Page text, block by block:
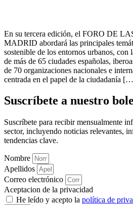
En su tercera edición, el FORO DE
MADRID abordará las principales
sostenible de los entornos urbanos, con
de más de 65 ciudades españolas,
de 70 organizaciones nacionales e
centrada en el papel de la ciudadanía
Suscríbete a nuestro
Suscríbete para recibir mensualmente
sector, incluyendo noticias relevantes,
tendencias clave.
Nombre
Apellidos
Correo electrónico
Aceptacion de la privacidad
He leído y acepto la política de